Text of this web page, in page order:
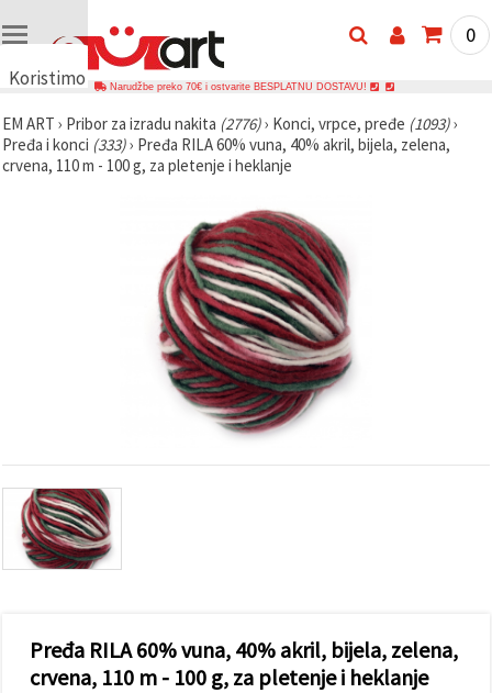
Koristimo
🍪
Koristimo
kolačiće i
prikazivali
sadržaj i
oglase,
uključujući
uz pomoć
naših
Možete
korištenje
0
Narudžbe preko 70€ i ostvarite BESPLATNU DOSTAVU!
EM ART › Pribor za izradu nakita (2776)› Konci, vrpce, pređe (1093)›
Pređa i konci (333)› Pređa RILA 60% vuna, 40% akril, bijela, zelena,
crvena, 110 m - 100 g, za pletenje i heklanje
Pređa RILA 60% vuna, 40% akril, bijela, zelena,
crvena, 110 m - 100 g, za pletenje i heklanje